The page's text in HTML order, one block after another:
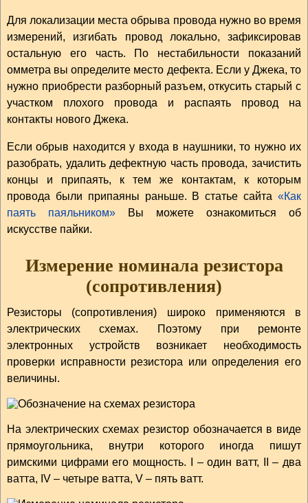
Для локализации места обрыва провода нужно во время
измерений, изгибать провод локально, зафиксировав
остальную его часть. По нестабильности показаний
омметра вы определите место дефекта. Если у Джека, то
нужно приобрести разборный разъем, откусить старый с
участком плохого провода и распаять провод на
контакты нового Джека.
Если обрыв находится у входа в наушники, то нужно их
разобрать, удалить дефектную часть провода, зачистить
концы и припаять, к тем же контактам, к которым
провода были припаяны раньше. В статье сайта«Как
паять паяльником»Вы можете ознакомиться об
искусстве пайки.
Измерение номинала резистора
(сопротивления)
Резисторы (сопротивления) широко применяются в
электрических схемах. Поэтому при ремонте
электронных устройств возникает необходимость
проверки исправности резистора или определения его
величины.
На электрических схемах резистор обозначается в виде
прямоугольника, внутри которого иногда пишут
римскими цифрами его мощность. I – один ватт, II – два
ватта, IV – четыре ватта, V – пять ватт.